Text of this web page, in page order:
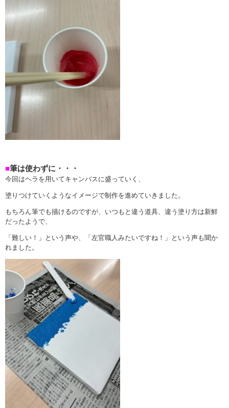
■筆は使わずに・・・
今回はヘラを用いてキャンバスに盛っていく、
塗りつけていくようなイメージで制作を進めていきました。
もちろん筆でも描けるのですが、いつもと違う道具、違う塗り方は新鮮
だったようで、
「難しい！」という声や、「左官職人みたいですね！」という声も聞か
れました。